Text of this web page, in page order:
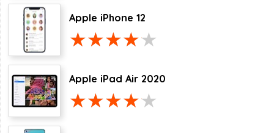
Apple iPhone 12
Apple iPad Air 2020